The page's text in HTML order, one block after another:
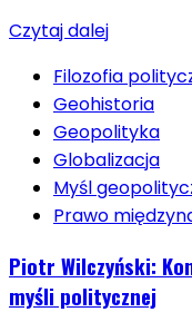
Czytaj dalej
Filozofia
Geohistoria
Geopolityka
Globalizacja
Myśl
Prawo
Piotr Wilczyński:
myśli politycznej